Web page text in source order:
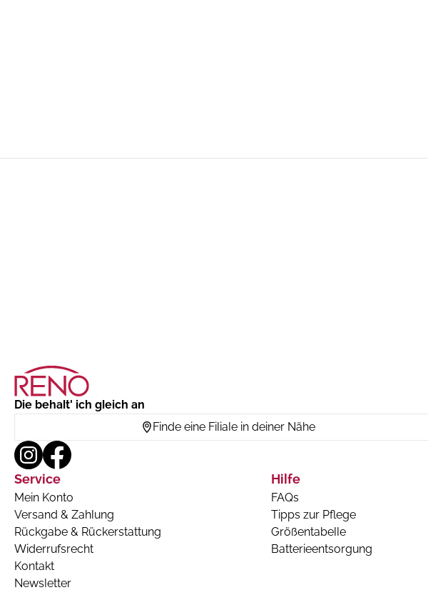
Die behalt' ich gleich an
Finde eine Filiale in deiner Nähe
Service
Mein Konto
Versand & Zahlung
Rückgabe & Rückerstattung
Widerrufsrecht
Kontakt
Newsletter
Hilfe
FAQs
Tipps zur Pflege
Größentabelle
Batterieentsorgung